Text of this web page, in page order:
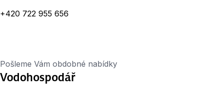
+420 722 955 656
Pošleme Vám obdobné nabídky
Vodohospodář